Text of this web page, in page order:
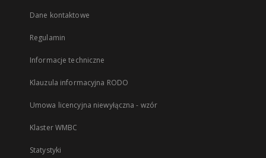
Dane kontaktowe
Regulamin
Informacje techniczne
Klauzula informacyjna RODO
Umowa licencyjna niewyłączna - wzór
Klaster WMBC
Statystyki